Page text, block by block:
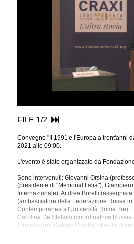
FILE 1/2
Convegno "Il 1991 e l'Europa a trent'anni
2021 alle 09:00.
L'evento è stato organizzato da
Sono intervenuti: Giovanni Orsina
(presidente di "Memorial Italia"),
Internazionale), Andrea Borelli
(ambasciatore della Federazione Russa
Contemporanea all'Università Roma Tre),
Carolina De Stefano (coordinatrice
(professore), Saulius Grybkauskas
Storia contemporanea all'Università